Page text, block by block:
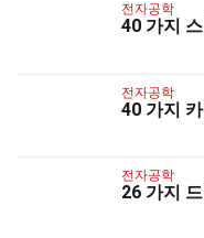
전자공학
40 가지
전자공학
40 가지
전자공학
26 가지